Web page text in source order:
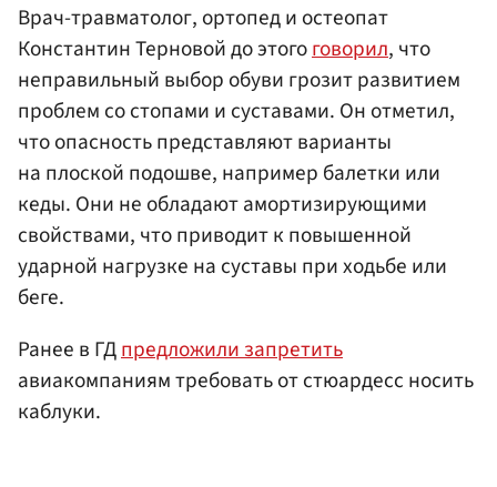
Врач-травматолог, ортопед и остеопат
Константин Терновой до этогоговорил, что
неправильный выбор обуви грозит развитием
проблем со стопами и суставами. Он отметил,
что опасность представляют варианты
на плоской подошве, например балетки или
кеды. Они не обладают амортизирующими
свойствами, что приводит к повышенной
ударной нагрузке на суставы при ходьбе или
беге.
Ранее в ГДпредложили запретить
авиакомпаниям требовать от стюардесс носить
каблуки.